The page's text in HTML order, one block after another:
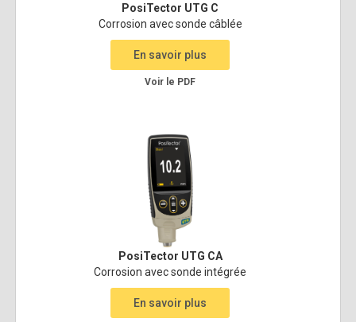
PosiTector UTG C
Corrosion avec sonde câblée
En savoir plus
Voir le PDF
PosiTector UTG CA
Corrosion avec sonde intégrée
En savoir plus